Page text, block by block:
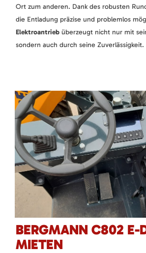
Ort zum anderen. Dank des robusten
die Entladung präzise und problemlos
Elektroantrieb überzeugt nicht nur mit
sondern auch durch seine Zuverlässigkeit.
BERGMANN C802 E-
MIETEN